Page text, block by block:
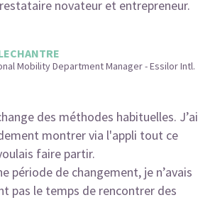
novateur et entrepreneur.
Mobility Department Manager - Essilor Intl.
des méthodes habituelles. J’ai
montrer via l'appli tout ce
faire partir.
période de changement, je n’avais
pas le temps de rencontrer des